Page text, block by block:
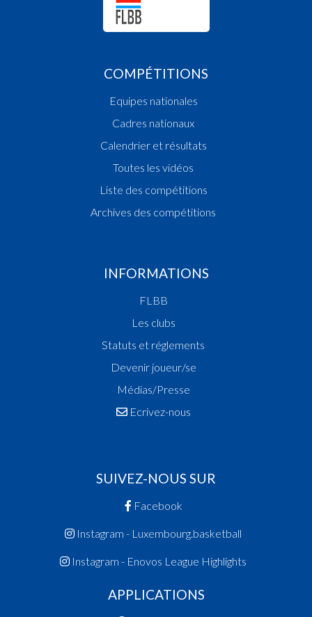
COMPÉTITIONS
Equipes nationales
Cadres nationaux
Calendrier et résultats
Toutes les vidéos
Liste des compétitions
Archives des compétitions
INFORMATIONS
FLBB
Les clubs
Statuts et réglements
Devenir joueur/se
Médias/Presse
Ecrivez-nous
SUIVEZ-NOUS SUR
Facebook
Instagram - Luxembourg.basketball
Instagram - Enovos League Highlights
APPLICATIONS